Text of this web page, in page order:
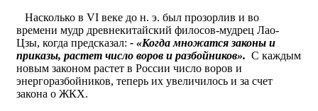
Насколько в VI веке до н. э. был прозорлив и во
времени мудр древнекитайский филосов-мудрец Лао-
Цзы, когда предсказал: - «Когда множатся законы и
приказы, растет число воров и разбойников». С каждым
новым законом растет в России число воров и
энергоразбойников, теперь их увеличилось и за счет
закона о ЖКХ.